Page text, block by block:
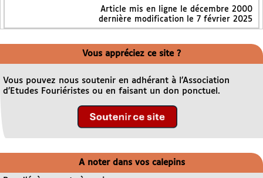
Article mis en ligne le décembre 2000
dernière modification le 7 février 2025
Vous appréciez ce site ?
Vous pouvez nous soutenir en adhérant à l’Association
d’Etudes Fouriéristes ou en faisant un don ponctuel.
A noter dans vos calepins